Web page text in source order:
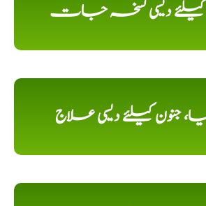
کیلئے دیسی نسخہ جات
جنون کیلئے دیسی علاج